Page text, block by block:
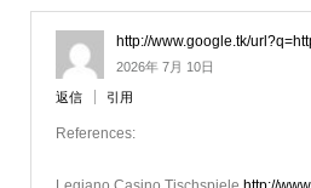
http://www.google.tk/
2026年 7月 10日
返信 引用
References: